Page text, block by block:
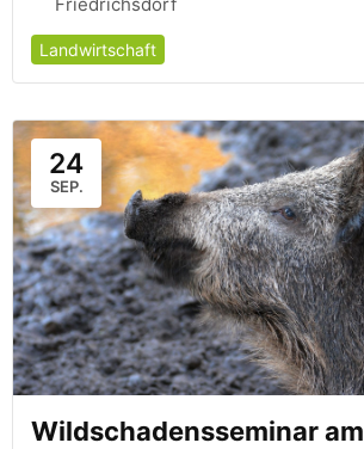
Friedrichsdorf
Landwirtschaft
24
SEP.
Wildschadensseminar am